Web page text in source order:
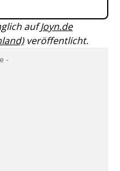
aufJoyn.de
veröffentlicht.
-